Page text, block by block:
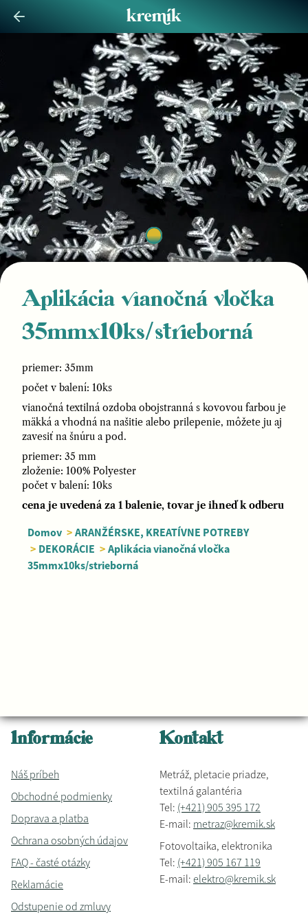
Aplikácia vianočná vločka
35mmx10ks/strieborná
priemer: 35mm
počet v balení: 10ks
vianočná textilná ozdoba obojstranná s kovovou farbou je
mäkká a vhodná na našitie alebo prilepenie, môžete ju aj
zavesiť na šnúru a pod.
priemer: 35 mm
zloženie: 100% Polyester
počet v balení: 10ks
cena je uvedená za 1 balenie, tovar je ihneď k odberu
Domov > ARANŽÉRSKE, KREATÍVNE POTREBY
> DEKORÁCIE > Aplikácia vianočná vločka
35mmx10ks/strieborná
Informácie
Náš príbeh
Obchodné podmienky
Doprava a platba
Ochrana osobných údajov
FAQ - časté otázky
Reklamácie
Odstupenie od zmluvy
Kontakt
Metráž, pletacie priadze,
textilná galantéria
Tel: (+421) 905 395 172
E-mail: metraz@kremik.sk
Fotovoltaika, elektronika
Tel: (+421) 905 167 119
E-mail: elektro@kremik.sk